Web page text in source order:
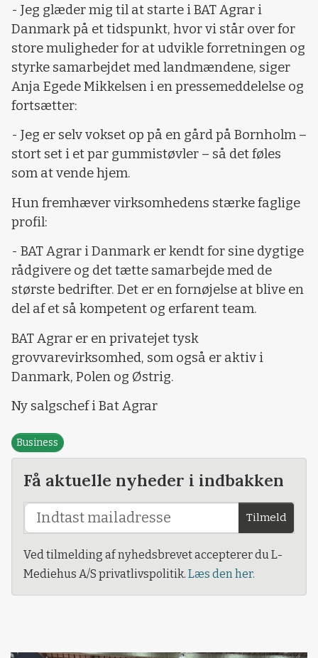
- Jeg glæder mig til at starte i BAT Agrar i
Danmark på et tidspunkt, hvor vi står over for
store muligheder for at udvikle forretningen og
styrke samarbejdet med landmændene, siger
Anja Egede Mikkelsen i en pressemeddelelse og
fortsætter:
- Jeg er selv vokset op på en gård på Bornholm –
stort set i et par gummistøvler – så det føles
som at vende hjem.
Hun fremhæver virksomhedens stærke faglige
profil:
- BAT Agrar i Danmark er kendt for sine dygtige
rådgivere og det tætte samarbejde med de
største bedrifter. Det er en fornøjelse at blive en
del af et så kompetent og erfarent team.
BAT Agrar er en privatejet tysk
grovvarevirksomhed, som også er aktiv i
Danmark, Polen og Østrig.
Ny salgschef i Bat Agrar
Business
Få aktuelle nyheder i indbakken
Tilmeld
Ved tilmelding af nyhedsbrevet accepterer du L-
Mediehus A/S privatlivspolitik. Læs den her.